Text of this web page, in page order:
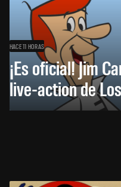
HACE 11 HORAS
¡Es oficial! Jim
live-action de